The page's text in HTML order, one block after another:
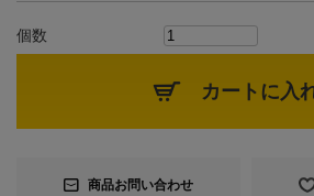
個数
カートに入
商品お問い合わせ